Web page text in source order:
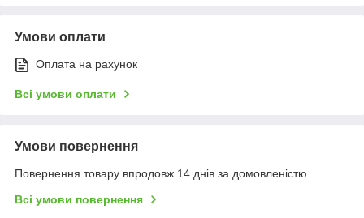
Умови оплати
Оплата на рахунок
Всі умови оплати
Умови повернення
Повернення товару впродовж 14 днів за домовленістю
Всі умови повернення